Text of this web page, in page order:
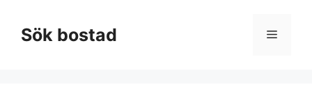
innehållSök bostad Meny